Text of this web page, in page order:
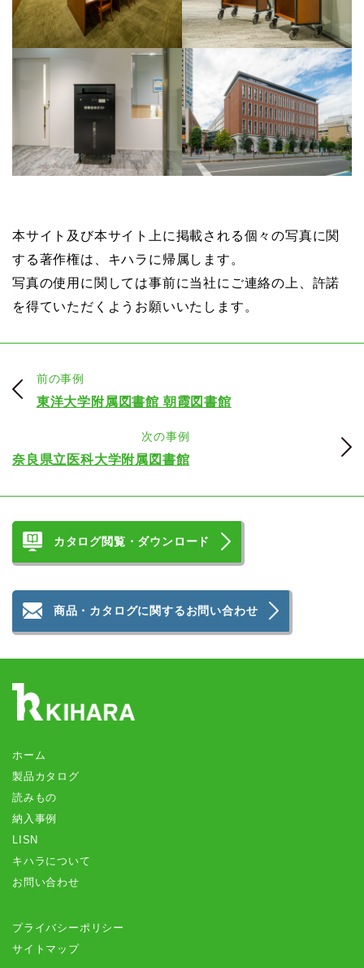
本サイト及び本サイト上に掲載される個々の写真に関
する著作権は、キハラに帰属します。
写真の使用に関しては事前に当社にご連絡の上、許諾
を得ていただくようお願いいたします。
前の事例
東洋大学附属図書館 朝霞図書館
次の事例
奈良県立医科大学附属図書館
カタログ閲覧・ダウンロード
商品・カタログに関するお問い合わせ
ホーム
製品カタログ
読みもの
納入事例
LISN
キハラについて
お問い合わせ
プライバシーポリシー
サイトマップ